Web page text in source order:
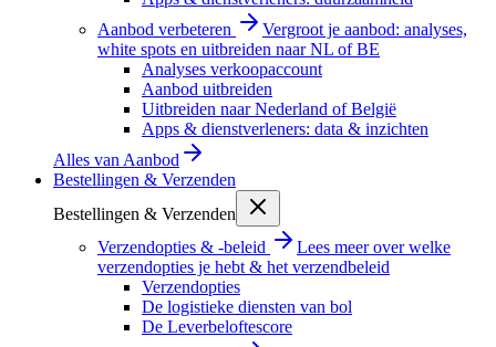
Aanbod verbeteren
Vergroot je aanbod: analyses,
white spots en uitbreiden naar NL of BE
Analyses verkoopaccount
Aanbod uitbreiden
Uitbreiden naar Nederland of België
Apps & dienstverleners: data & inzichten
Alles van Aanbod
Bestellingen & Verzenden
Bestellingen & Verzenden
Verzendopties & -beleid
Lees meer over welke
verzendopties je hebt & het verzendbeleid
Verzendopties
De logistieke diensten van bol
De Leverbeloftescore